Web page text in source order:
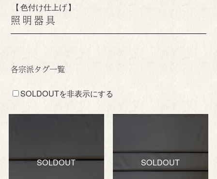
照明器具
色付け仕上げ
各宗派タグ一覧
SOLDOUTを非表示にする
SOLDOUT SOLDOUT